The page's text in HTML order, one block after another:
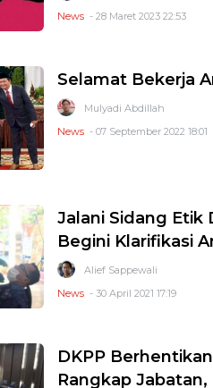
News - 28 Maret 2023 22:53
Selamat Bekerja
Mulyadi Abdillah
News - 07 September 2022 18:01
Jalani Sidang Etik
Begini Klarifikasi
Alief Sappewali
News - 30 April 2021 17:19
DKPP
Rangkap